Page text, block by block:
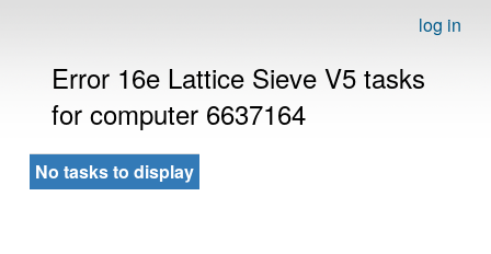
log in
Error 16e Lattice Sieve V5 tasks
for computer 6637164
No tasks to display